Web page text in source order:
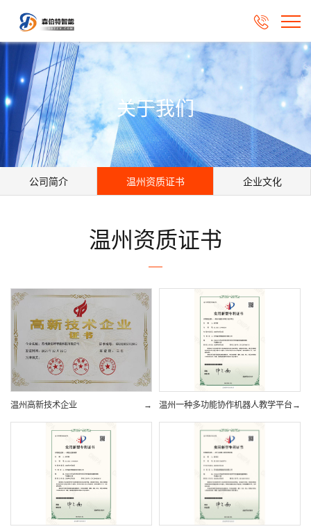

关于我们
公司简介 温州资质证书 企业文化
温州资质证书
→
温州高新技术企业 →
温州一种多功能协作机器人教学平台